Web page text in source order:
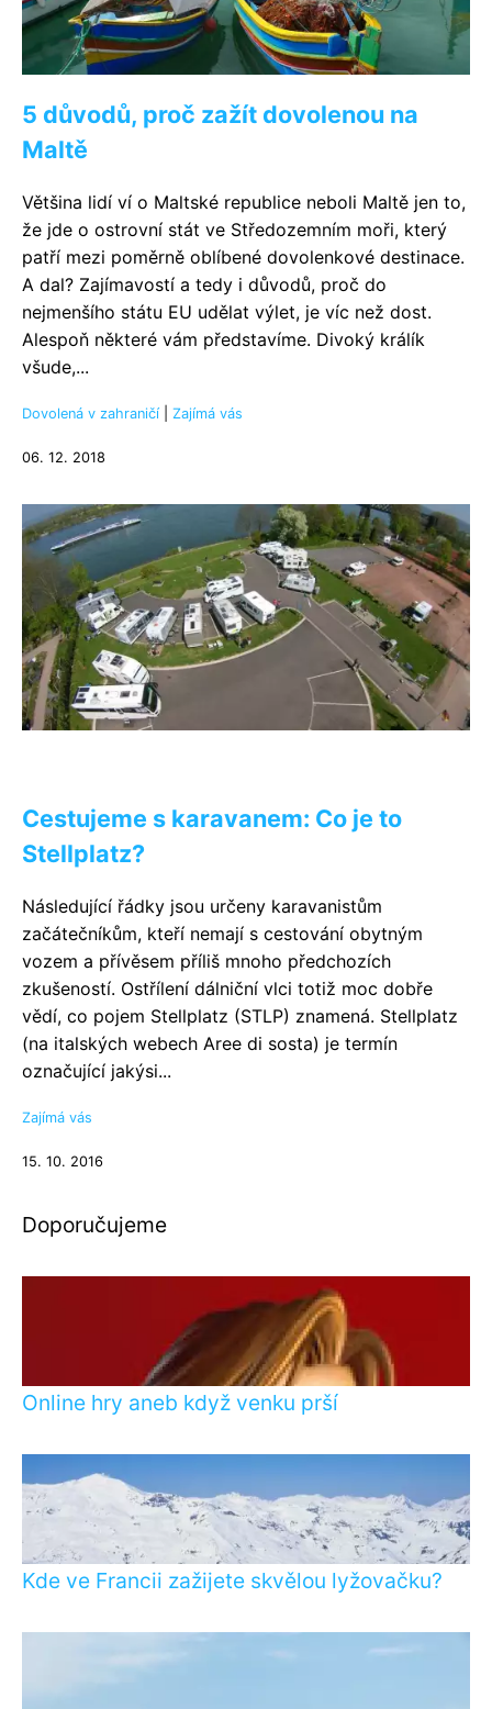
5 důvodů, proč zažít dovolenou na
Maltě
Většina lidí ví o Maltské republice neboli Maltě jen to,
že jde o ostrovní stát ve Středozemním moři, který
patří mezi poměrně oblíbené dovolenkové destinace.
A dal? Zajímavostí a tedy i důvodů, proč do
nejmenšího státu EU udělat výlet, je víc než dost.
Alespoň některé vám představíme. Divoký králík
všude,...
Dovolená v zahraničí Zajímá vás
06. 12. 2018
Cestujeme s karavanem: Co je to
Stellplatz?
Následující řádky jsou určeny karavanistům
začátečníkům, kteří nemají s cestování obytným
vozem a přívěsem příliš mnoho předchozích
zkušeností. Ostřílení dálniční vlci totiž moc dobře
vědí, co pojem Stellplatz (STLP) znamená. Stellplatz
(na italských webech Aree di sosta) je termín
označující jakýsi...
Zajímá vás
15. 10. 2016
Doporučujeme
Online hry aneb když venku prší
Kde ve Francii zažijete skvělou lyžovačku?